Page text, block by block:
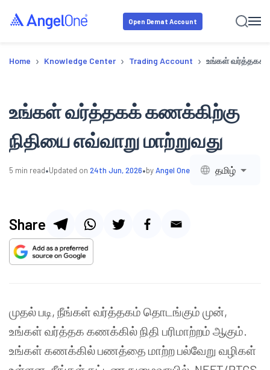
Open Demat Account
Home › Knowledge Center › Trading Account › உங்கள் வர்த்தகக்
உங்கள் வர்த்தகக் கணக்கிற்கு
நிதியை எவ்வாறு மாற்றுவது
5 min read•Updated on 24th Jun, 2026•byAngel One தமிழ்
Share
முதல் படி, நீங்கள் வர்த்தகம் தொடங்கும் முன்,
உங்கள் வர்த்தக கணக்கில் நிதி பரிமாற்றம் ஆகும்.
உங்கள் கணக்கில் பணத்தை மாற்ற பல்வேறு வழிகள்